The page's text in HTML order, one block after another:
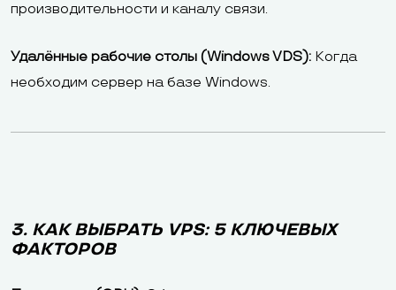
производительности и каналу связи.
Удалённые рабочие столы (Windows VDS): Когда
необходим сервер на базе Windows.
3. КАК ВЫБРАТЬ VPS: 5 КЛЮЧЕВЫХ
ФАКТОРОВ